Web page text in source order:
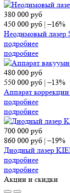
380 000 руб
450 000 руб |–16%
Неодимовый лазер
подробнее
подробнее
480 000 руб
550 000 руб |–13%
Аппарат
подробнее
подробнее
700 000 руб
860 000 руб |–19%
Диодный лазер
подробнее
подробнее
Акции и скидки